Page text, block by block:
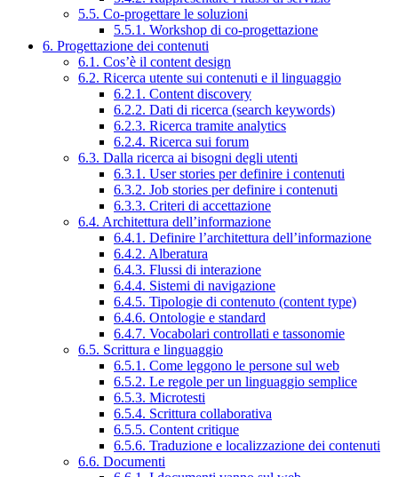
5.5. Co-progettare le soluzioni
5.5.1. Workshop di co-progettazione
6. Progettazione dei contenuti
6.1. Cos’è il content design
6.2. Ricerca utente sui contenuti e il linguaggio
6.2.1. Content discovery
6.2.2. Dati di ricerca (search keywords)
6.2.3. Ricerca tramite analytics
6.2.4. Ricerca sui forum
6.3. Dalla ricerca ai bisogni degli utenti
6.3.1. User stories per definire i contenuti
6.3.2. Job stories per definire i contenuti
6.3.3. Criteri di accettazione
6.4. Architettura dell’informazione
6.4.1. Definire l’architettura dell’informazione
6.4.2. Alberatura
6.4.3. Flussi di interazione
6.4.4. Sistemi di navigazione
6.4.5. Tipologie di contenuto (content type)
6.4.6. Ontologie e standard
6.4.7. Vocabolari controllati e tassonomie
6.5. Scrittura e linguaggio
6.5.1. Come leggono le persone sul web
6.5.2. Le regole per un linguaggio semplice
6.5.3. Microtesti
6.5.4. Scrittura collaborativa
6.5.5. Content critique
6.5.6. Traduzione e localizzazione dei contenuti
6.6. Documenti